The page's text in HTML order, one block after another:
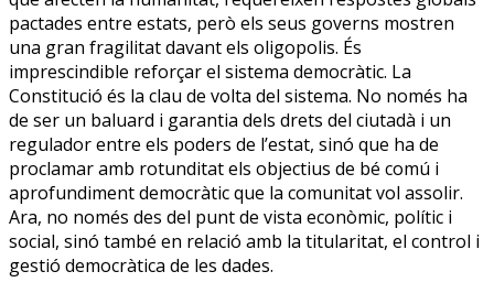
pactades entre estats, però els seus governs mostren
una gran fragilitat davant els oligopolis. És
imprescindible reforçar el sistema democràtic. La
Constitució és la clau de volta del sistema. No només ha
de ser un baluard i garantia dels drets del ciutadà i un
regulador entre els poders de l’estat, sinó que ha de
proclamar amb rotunditat els objectius de bé comú i
aprofundiment democràtic que la comunitat vol assolir.
Ara, no només des del punt de vista econòmic, polític i
social, sinó també en relació amb la titularitat, el control i
gestió democràtica de les dades.